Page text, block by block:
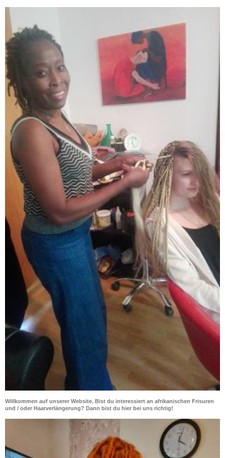
Willkommen auf unserer Website. Bist du interessiert an afrikanischen Frisuren
und / oder Haarverlängerung? Dann bist du hier bei uns richtig!